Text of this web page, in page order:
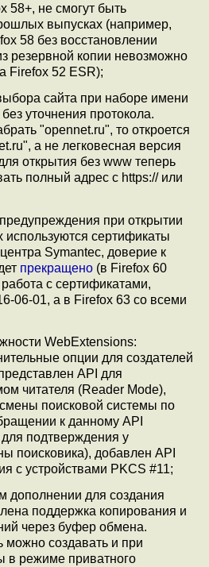
58+, не смогут быть
выпусках (например,
58 без восстановлении
резервной копии невозможно
Firefox 52 ESR);
сайта при наборе имени
уточнения протокола.
"opennet.ru", то откроется
а не легковесная версия
открытия без www теперь
полный адрес с https:// или
при открытии
используются сертификаты
Symantec, доверие к
прекращено (в Firefox 60
с сертификатами,
06-01, а в Firefox 63 со всеми
WebExtensions:
опции для создателей
API для
читателя (Reader Mode),
поисковой системы по
к данному API
подтверждения у
поисковика), добавлен API
с устройствами PKCS #11;
дополнении для создания
поддержка копирования и
через буфер обмена.
создавать и при
в режиме приватного